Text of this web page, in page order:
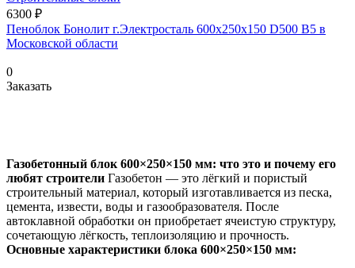
6300 ₽
Пеноблок Бонолит г.Электросталь 600х250х150 D500 В5 в
Московской области
0
Заказать
Газобетонный блок 600×250×150 мм: что это и почему его
любят строители Газобетон — это лёгкий и пористый
строительный материал, который изготавливается из песка,
цемента, извести, воды и газообразователя. После
автоклавной обработки он приобретает ячеистую структуру,
сочетающую лёгкость, теплоизоляцию и прочность.
Основные характеристики блока 600×250×150 мм: